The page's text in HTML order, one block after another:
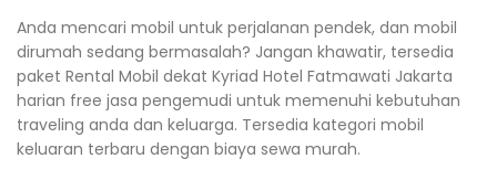
Anda mencari mobil untuk perjalanan pendek, dan mobil
dirumah sedang bermasalah? Jangan khawatir, tersedia
paket Rental Mobil dekat Kyriad Hotel Fatmawati Jakarta
harian free jasa pengemudi untuk memenuhi kebutuhan
traveling anda dan keluarga. Tersedia kategori mobil
keluaran terbaru dengan biaya sewa murah.